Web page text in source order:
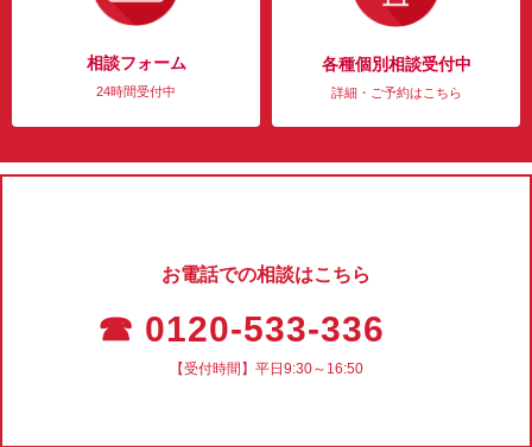
相談フォーム
24時間受付中
各種個別相談受付中
詳細・ご予約はこちら
お電話での相談はこちら
☎ 0120-533-336
【受付時間】平日9:30～16:50